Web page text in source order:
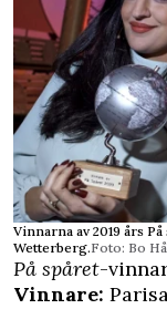
Vinnarna av 2019 års
Wetterberg.Foto: Bo
På spåret-
Vinnare: